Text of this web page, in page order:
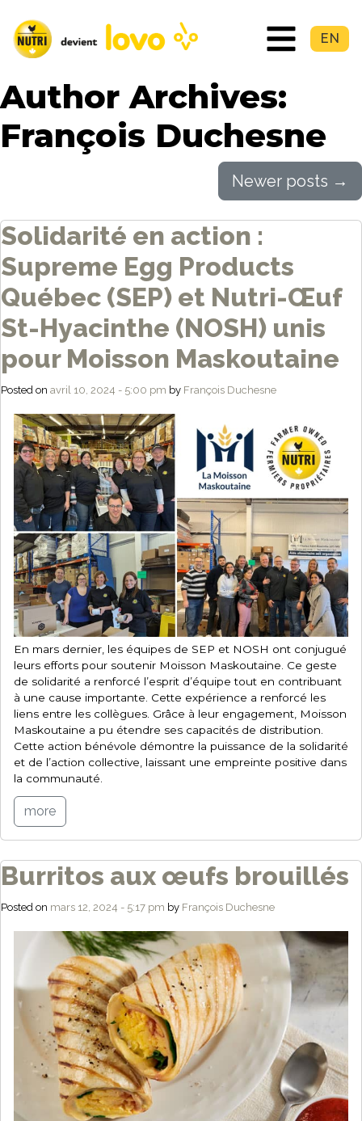
EN
Author Archives:
François Duchesne
Newer posts →
Solidarité en action :
Supreme Egg Products
Québec (SEP) et Nutri-Œuf
St-Hyacinthe (NOSH) unis
pour Moisson Maskoutaine
Posted on avril 10, 2024 - 5:00 pm by François Duchesne
En mars dernier, les équipes de SEP et NOSH ont conjugué
leurs efforts pour soutenir Moisson Maskoutaine. Ce geste
de solidarité a renforcé l’esprit d’équipe tout en contribuant
à une cause importante. Cette expérience a renforcé les
liens entre les collègues. Grâce à leur engagement, Moisson
Maskoutaine a pu étendre ses capacités de distribution.
Cette action bénévole démontre la puissance de la solidarité
et de l’action collective, laissant une empreinte positive dans
la communauté.
more
Burritos aux œufs brouillés
Posted on mars 12, 2024 - 5:17 pm by François Duchesne